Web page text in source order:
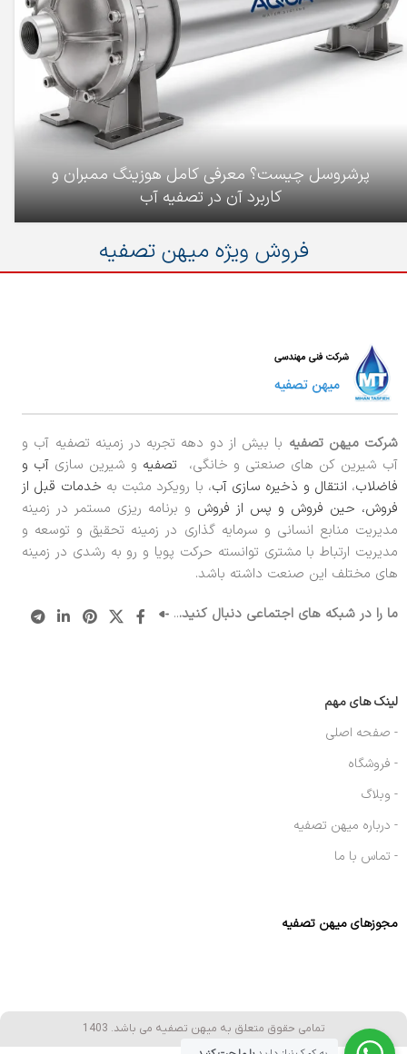
پرشروسل چیست؟ معرفی کامل هوزینگ ممبران و
کاربرد آن در تصفیه آب
فروش ویژه میهن تصفیه
شرکت میهن تصفیه با بیش از دو دهه تجربه در زمینه تصفیه آب و
آب شیرین کن های صنعتی و خانگی،
تصفیه و شیرین سازی آب و
فاضلاب، انتقال و ذخیره سازی آب، با رویکرد مثبت به خدمات قبل از
فروش، حین فروش و پس از فروش و برنامه ریزی مستمر در زمینه
مدیریت منابع انسانی و سرمایه گذاری در زمینه تحقیق و توسعه و
مدیریت ارتباط با مشتری توانسته حرکت پویا و رو به رشدی در زمینه
های مختلف این صنعت داشته باشد.
ما را در شبکه های اجتماعی دنبال کنید...
لینک های مهم
- صفحه اصلی
- فروشگاه
- وبلاگ
- درباره میهن تصفیه
- تماس با ما
مجوزهای میهن تصفیه
تمامی حقوق متعلق به میهن تصفیه می باشد. 1403